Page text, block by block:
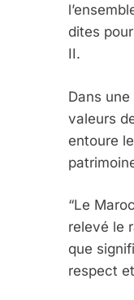
dites
II.
Dans
valeurs
entoure
“Le
relevé le
que
respect